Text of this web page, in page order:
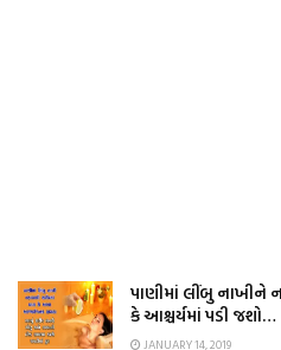
પાણીમાં લીંબુ
કે આશ્ચર્યમાં પડી જશો…
JANUARY 14, 2019